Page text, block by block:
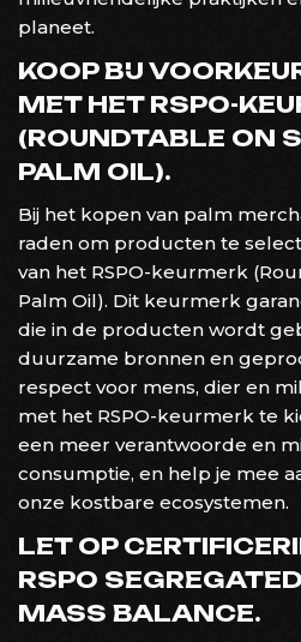
planeet.
KOOP BIJ
MET HET RSPO-
(ROUNDTABLE ON
PALM OIL).
Bij het kopen van palm
raden om producten te
van het RSPO-keurmerk
Palm Oil). Dit keurmerk
die in de producten wordt
duurzame bronnen en
respect voor mens, dier en
met het RSPO-keurmerk te
een meer verantwoorde en
consumptie, en help je mee
onze kostbare ecosystemen.
LET OP
RSPO
MASS BALANCE.